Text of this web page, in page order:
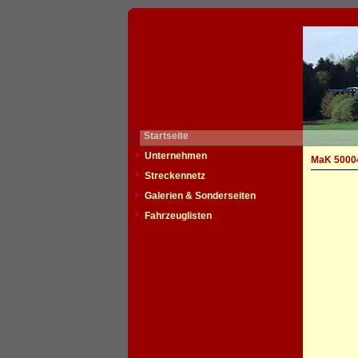
Startseite
Unternehmen
Streckennetz
Galerien & Sonderseiten
Fahrzeuglisten
MaK